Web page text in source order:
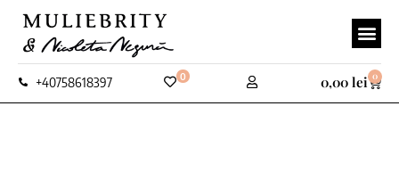
+40758618397 0 0,00 lei 0